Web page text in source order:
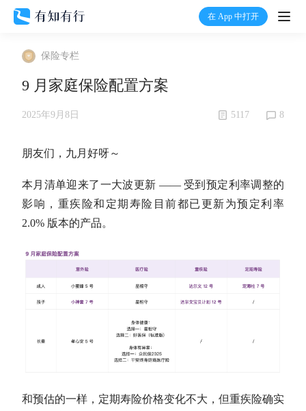
在 App 中打开
打
温度计
保险专栏
9 月家庭保险配置方案
2025年9月8日 5117 8
朋友们，九月好呀～
本月清单迎来了一大波更新 —— 受到预定利率调整的
影响，重疾险和定期寿险目前都已更新为预定利率
2.0% 版本的产品。
和预估的一样，定期寿险价格变化不大，但重疾险确实